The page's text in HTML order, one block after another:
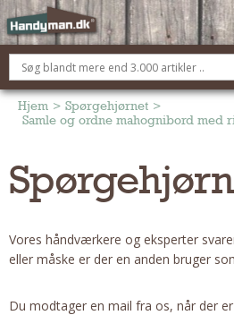
OM HANDYMAN.DK
FÅ 3 TILBUD
ANNONCERING
TØMRER/SNEDKER
Reparation Og Vedligehold
Om Materialer
Hjem > Spørgehjørnet >
Samle og ordne mahognibord med
Vores håndværkere og eksperter
eller måske er der en anden bruger
Du modtager en mail fra os, når der